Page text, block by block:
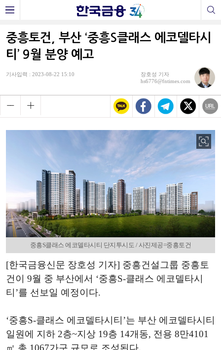
중흥토건, 부산 ‘중흥S클래스 에코델타시
티’ 9월 분양 예고
기사입력 : 2023-08-22 15:10
장호성 기자
hs6776@fntimes.com
중흥S클래스 에코델타시티 단지투시도 / 사진제공=중흥토건
[한국금융신문 장호성 기자] 중흥건설그룹 중흥토
건이 9월 중 부산에서 ‘중흥S-클래스 에코델타시
티’를 선보일 예정이다.
‘중흥S-클래스 에코델타시티’는 부산 에코델타시티
일원에 지하 2층~지상 19층 14개동, 전용 8만4101
㎡ 총 1067가구 규모로 조성된다.